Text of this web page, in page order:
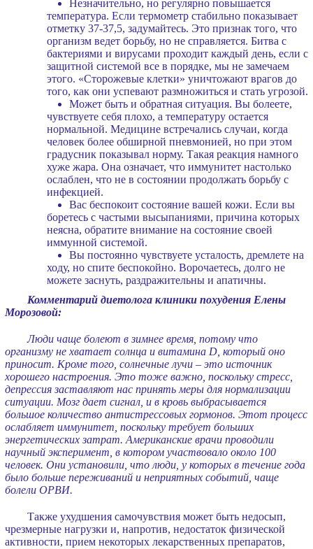
Незначительно, но регулярно повышается
температура. Если термометр стабильно показывает
отметку 37-37,5, задумайтесь. Это признак того, что
организм ведет борьбу, но не справляется. Битва с
бактериями и вирусами проходит каждый день, если с
защитной системой все в порядке, мы не замечаем
этого. «Сторожевые клетки» уничтожают врагов до
того, как они успевают размножиться и стать угрозой.
Может быть и обратная ситуация. Вы болеете,
чувствуете себя плохо, а температуру остается
нормальной. Медицине встречались случаи, когда
человек более обширной пневмонией, но при этом
градусник показывал норму. Такая реакция намного
хуже жара. Она означает, что иммунитет настолько
ослаблен, что не в состоянии продолжать борьбу с
инфекцией.
Вас беспокоит состояние вашей кожи. Если вы
боретесь с частыми высыпаниями, причина которых
неясна, обратите внимание на состояние своей
иммунной системой.
Вы постоянно чувствуете усталость, дремлете на
ходу, но спите беспокойно. Ворочаетесь, долго не
можете заснуть, раздражительны и апатичны.
Комментарий диетолога клиники похудения Елены
Морозовой:
Люди чаще болеют в зимнее время, потому что
организму не хватает солнца и витамина D, который оно
приносит. Кроме того, солнечные лучи – это источник
хорошего настроения. Это тоже важно, поскольку стресс,
депрессия заставляют нас принять меры для нормализации
ситуации. Мозг дает сигнал, и в кровь выбрасывается
большое количество антистрессовых гормонов. Этот процесс
ослабляет иммунитет, поскольку требует больших
энергетических затрат. Американские врачи проводили
научный эксперимент, в котором участвовало около 100
человек. Они установили, что люди, у которых в течение года
было больше переживаний и неприятных событий, чаще
болели ОРВИ.
Также ухудшения самочувствия может быть недосып,
чрезмерные нагрузки и, напротив, недостаток физической
активности, прием некоторых лекарственных препаратов,